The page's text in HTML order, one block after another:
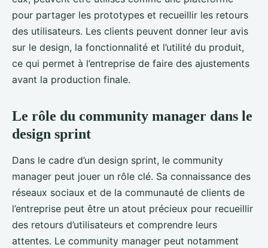
pour partager les prototypes et recueillir les retours
des utilisateurs. Les clients peuvent donner leur avis
sur le design, la fonctionnalité et l’utilité du produit,
ce qui permet à l’entreprise de faire des ajustements
avant la production finale.
Le rôle du community manager dans le
design sprint
Dans le cadre d’un design sprint, le community
manager peut jouer un rôle clé. Sa connaissance des
réseaux sociaux et de la communauté de clients de
l’entreprise peut être un atout précieux pour recueillir
des retours d’utilisateurs et comprendre leurs
attentes. Le community manager peut notamment